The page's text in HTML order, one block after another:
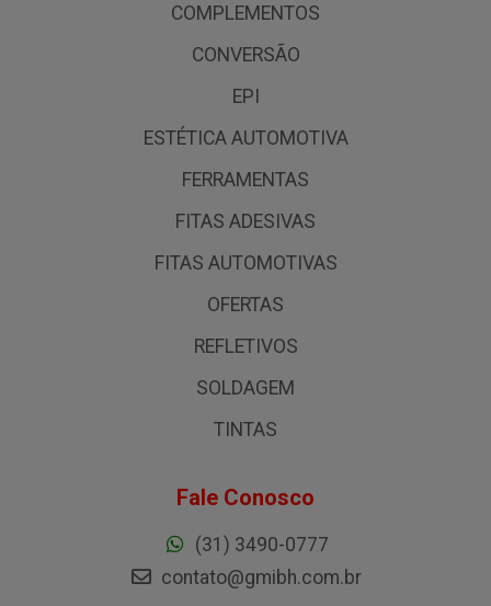
COMPLEMENTOS
CONVERSÃO
EPI
ESTÉTICA AUTOMOTIVA
FERRAMENTAS
FITAS ADESIVAS
FITAS AUTOMOTIVAS
OFERTAS
REFLETIVOS
SOLDAGEM
TINTAS
Fale Conosco
(31) 3490-0777
contato@gmibh.com.br